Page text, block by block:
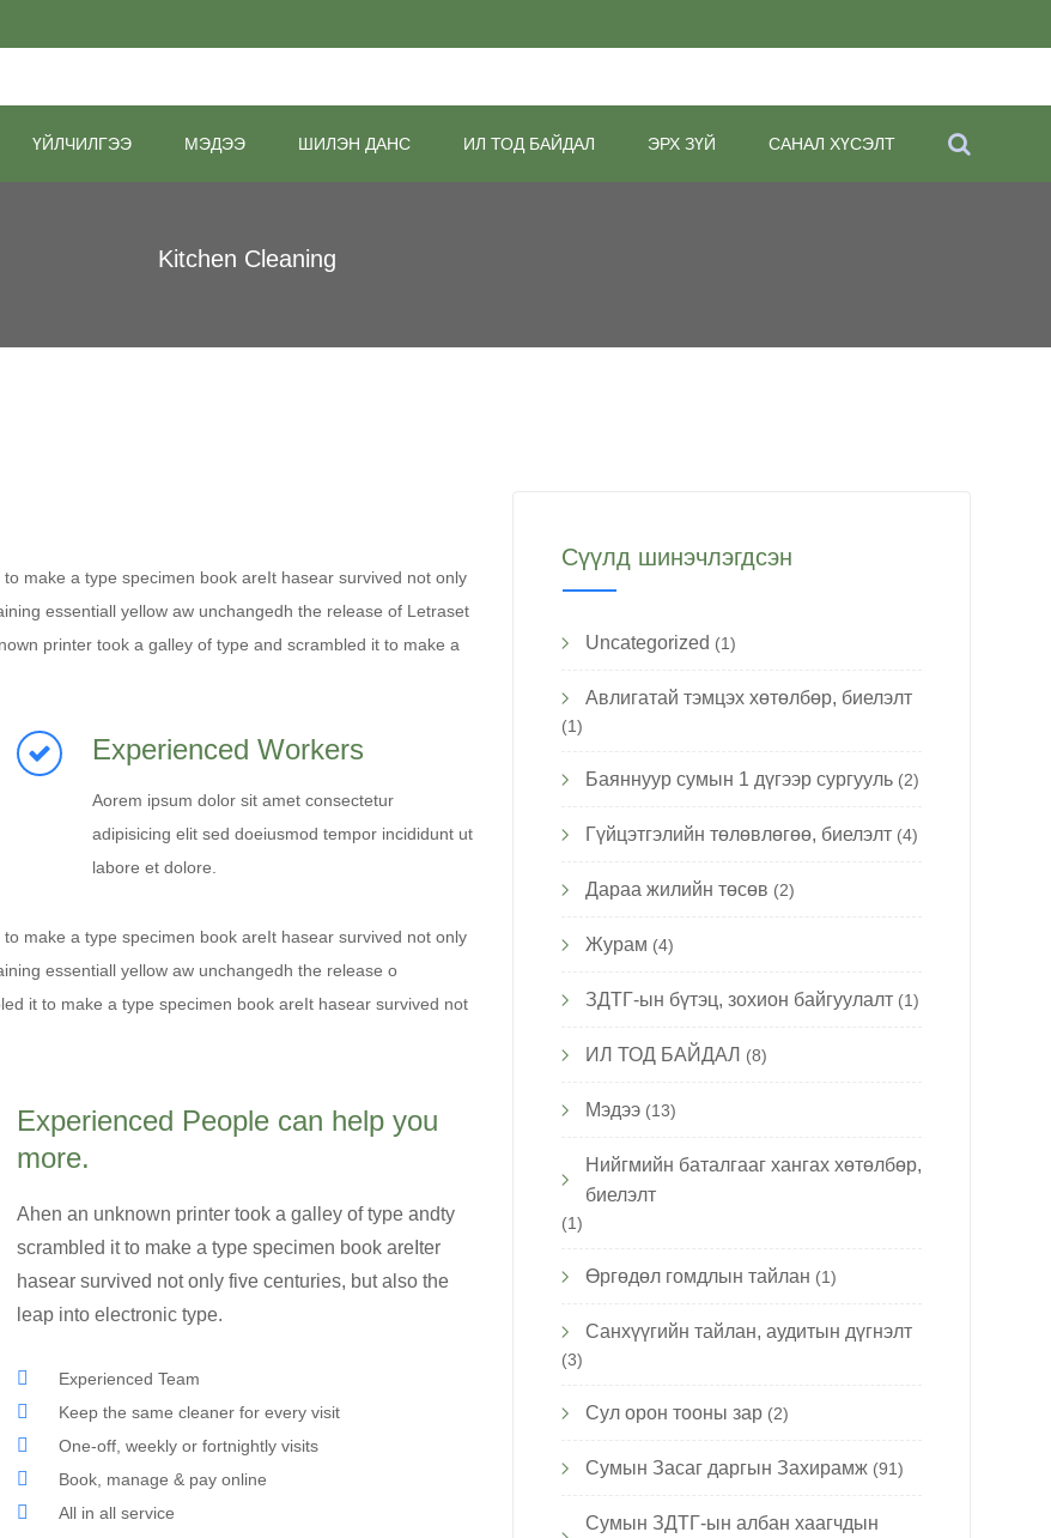
ҮЙЛЧИЛГЭЭ МЭДЭЭ ШИЛЭН ДАНС ИЛ ТОД БАЙДАЛ ЭРХ ЗҮЙ САНАЛ ХҮСЭЛТ
Kitchen Cleaning
make a type specimen book areIt hasear survived not only
essentiall yellow aw unchangedh the release of Letraset
printer took a galley of type and scrambled it to make a
Experienced Workers
Aorem ipsum dolor sit amet consectetur
adipisicing elit sed doeiusmod tempor incididunt ut
labore et dolore.
make a type specimen book areIt hasear survived not only
essentiall yellow aw unchangedh the release o
it to make a type specimen book areIt hasear survived not
Experienced People can help you
more.
Ahen an unknown printer took a galley of type andty
scrambled it to make a type specimen book areIter
hasear survived not only five centuries, but also the
leap into electronic type.
Experienced Team
Keep the same cleaner for every visit
One-off, weekly or fortnightly visits
Book, manage & pay online
All in all service
Сүүлд шинэчлэгдсэн
Uncategorized (1)
Авлигатай тэмцэх хөтөлбөр, биелэлт
(1)
Баяннуур сумын 1 дүгээр сургууль(2)
Гүйцэтгэлийн төлөвлөгөө, биелэлт(4)
Дараа жилийн төсөв (2)
Журам (4)
ЗДТГ-ын бүтэц, зохион байгуулалт(1)
ИЛ ТОД БАЙДАЛ (8)
Мэдээ(13)
Нийгмийн баталгааг хангах хөтөлбөр,
биелэлт
(1)
Өргөдөл гомдлын тайлан (1)
Санхүүгийн тайлан, аудитын дүгнэлт
(3)
Сул орон тооны зар(2)
Сумын Засаг даргын Захирамж(91)
Сумын ЗДТГ-ын албан хаагчдын